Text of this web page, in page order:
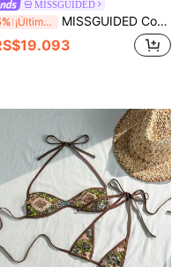
MISSGUIDED
¡Últimos 3 días MISSGUIDED Conjunto de bikini con estampado de rayas diagonales triangulares, detalles anudados, para playa, piscina, verano, vacaciones, resort y uso en vacaciones